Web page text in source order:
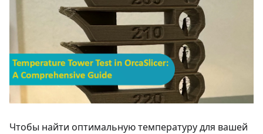
Чтобы найти оптимальную температуру для вашей